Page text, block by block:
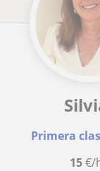
Primera
15€/